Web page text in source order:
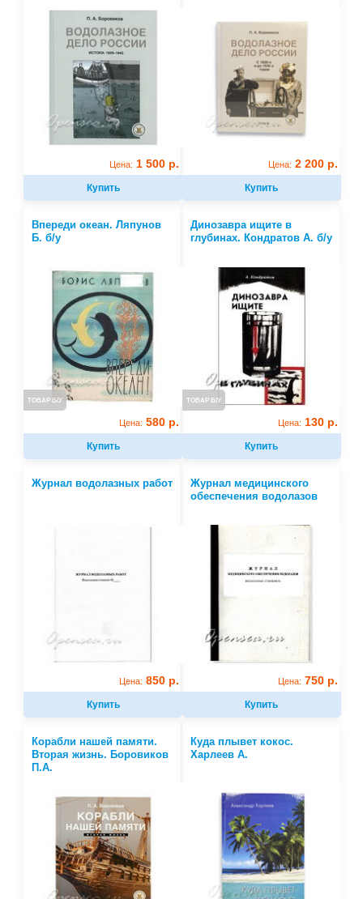
Цена: 1 500 р.
Купить
Цена: 2 200 р.
Купить
Впереди океан. Ляпунов
Б. б/у
ТОВАР Б/У
Цена: 580 р.
Купить
Динозавра ищите в
глубинах. Кондратов А. б/у
ТОВАР Б/У
Цена: 130 р.
Купить
Журнал водолазных работ
Цена: 850 р.
Купить
Журнал медицинского
обеспечения водолазов
Цена: 750 р.
Купить
Корабли нашей памяти.
Вторая жизнь. Боровиков
П.А.
Куда плывет кокос.
Харлеев А.